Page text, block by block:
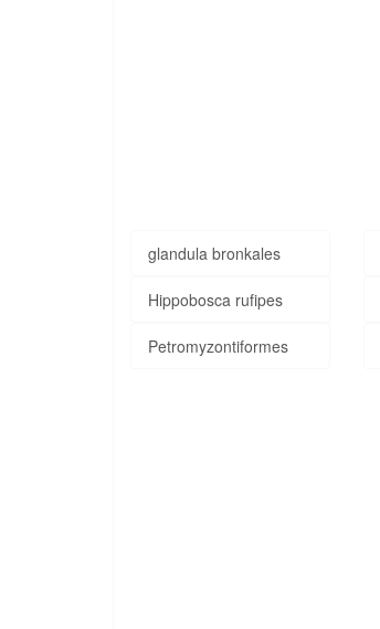
glandula bronkales
Hippobosca rufipes
Petromyzontiformes